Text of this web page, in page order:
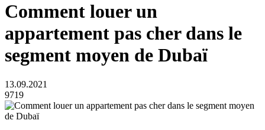
Comment louer un
appartement pas cher dans le
segment moyen de Dubaï
13.09.2021
9719